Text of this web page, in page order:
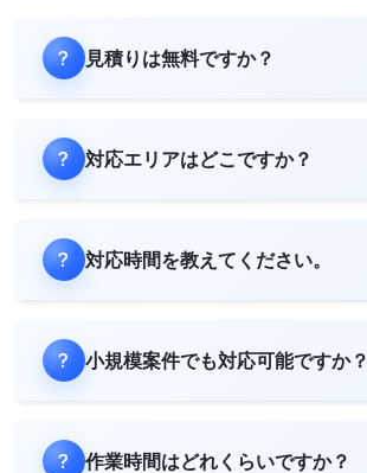
見積りは無料ですか？
対応エリアはどこですか？
対応時間を教えてください。
小規模案件でも対応可能ですか？
作業時間はどれくらいですか？